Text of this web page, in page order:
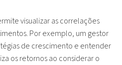
visualizar as correlações
Por exemplo, um gestor
de crescimento e entender
os retornos ao considerar o